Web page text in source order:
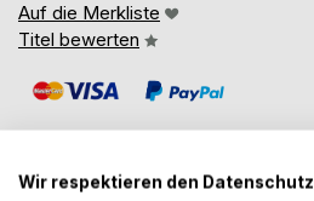
Auf die Merkliste
Titel bewerten
Wir respektieren den Datenschutz